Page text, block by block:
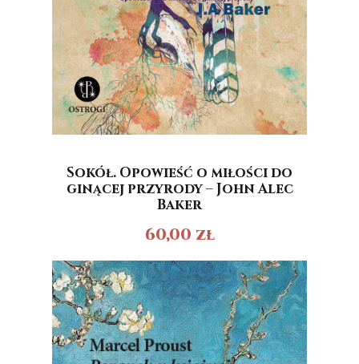
Sokół. Opowieść o miłości do
ginącej przyrody – John Alec
Baker
60,00 zł